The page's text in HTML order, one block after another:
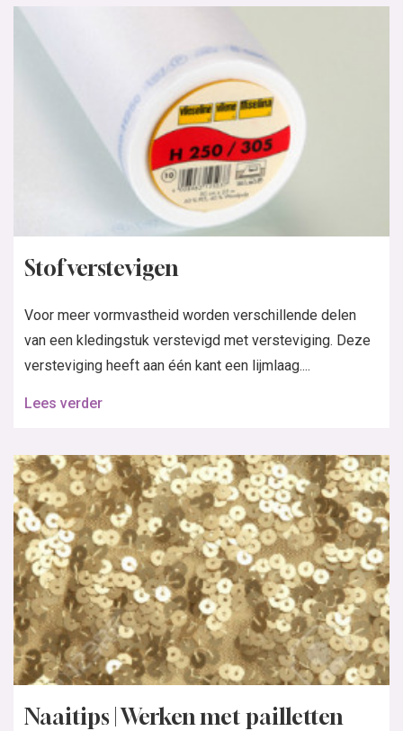
Stof verstevigen
Voor meer vormvastheid worden verschillende delen
van een kledingstuk verstevigd met versteviging. Deze
versteviging heeft aan één kant een lijmlaag....
Lees verder
Naaitips | Werken met pailletten